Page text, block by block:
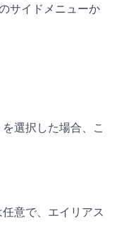
サイドメニューか
選択した場合、こ
意で、エイリアス